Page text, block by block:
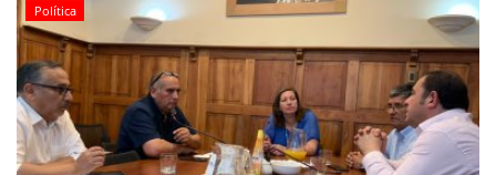
Política